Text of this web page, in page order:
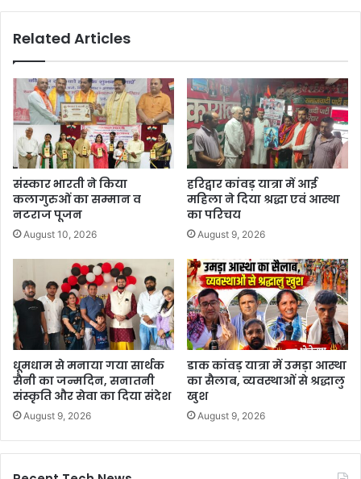
Related Articles
संस्कार भारती ने किया
कलागुरुओं का सम्मान व
नटराज पूजन
August 10, 2026
हरिद्वार कांवड़ यात्रा में आई
महिला ने दिया श्रद्धा एवं आस्था
का परिचय
August 9, 2026
धूमधाम से मनाया गया सार्थक
सैनी का जन्मदिन, सनातनी
संस्कृति और सेवा का दिया संदेश
August 9, 2026
डाक कांवड़ यात्रा में उमड़ा आस्था
का सैलाब, व्यवस्थाओं से श्रद्धालु
खुश
August 9, 2026